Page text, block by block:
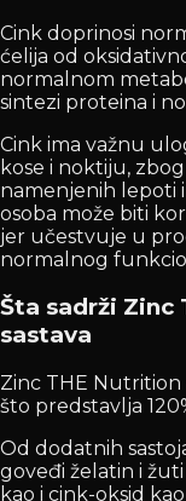
Cink doprinosi
ćelija od
normalnom
sintezi proteina i
Cink ima važnu
kose i noktiju,
namenjenih lepoti
osoba može biti
jer učestvuje u
normalnog
Šta sadrži Zinc
sastava
Zinc THE Nutrition
što predstavlja
Od dodatnih
goveđi želatin i
kao i cink-oksid